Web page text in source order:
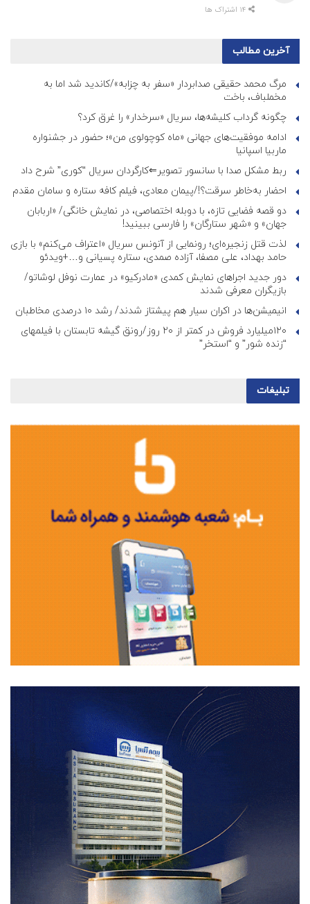
آخرین مطالب
مرگ محمد حقیقی صدابردار «سفر به چزابه»/کاندید شد اما به
مخملباف، باخت
چگونه گرداب کلیشه‌ها، سریال «سرخدار» را غرق کرد؟
ادامه موفقیت‌های جهانی «ماه کوچولوی من»؛ حضور در جشنواره
ماربیا اسپانیا
ربط مشکل صدا با سانسور تصویر⇐کارگردان سریال “کوری” شرح داد
احضار به‌خاطر سرقت؟!/پیمان معادی، فیلم کافه ستاره و سامان مقدم
دو قصه فضایی تازه، با دوبله اختصاصی، در نمایش خانگی/ «اربابان
جهان» و «شهر ستارگان» را فارسی ببینید!
لذت قتل زنجیره‌ای؛ رونمایی از آنونس سریال «اعتراف می‌کنم» با بازی
حامد بهداد، علی مصفا، آزاده صمدی، ستاره پسیانی و…+ویدئو
دور جدید اجراهای نمایش کمدی «مادرکیو» در عمارت نوفل لوشاتو/
بازیگران معرفی شدند
انیمیشن‌ها در اکران سیار هم پیشتاز شدند/ رشد ۱۰ درصدی مخاطبان
۱۲۰میلیارد فروش در کمتر از ۲۰ روز/رونق گیشه تابستان با فیلمهای
“زنده شور” و “استخر”
تبلیغات